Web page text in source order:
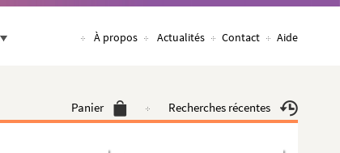
À propos Actualités Contact Aide
Panier Recherches récentes